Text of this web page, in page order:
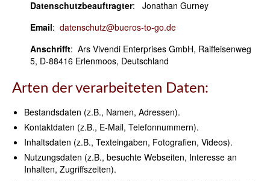
Datenschutzbeauftragter: Jonathan Gurney
Email: datenschutz@bueros-to-go.de
Anschrifft: Ars Vivendi Enterprises GmbH, Raiffeisenweg
5, D-88416 Erlenmoos, Deutschland
Arten der verarbeiteten Daten:
Bestandsdaten (z.B., Namen, Adressen).
Kontaktdaten (z.B., E-Mail, Telefonnummern).
Inhaltsdaten (z.B., Texteingaben, Fotografien, Videos).
Nutzungsdaten (z.B., besuchte Webseiten, Interesse an
Inhalten, Zugriffszeiten).